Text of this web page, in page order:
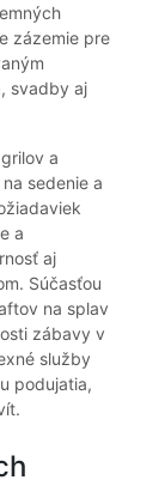
zázemie pre
svadby aj
a
sedenie a
a
aj
Súčasťou
na splav
zábavy v
služby
podujatia,